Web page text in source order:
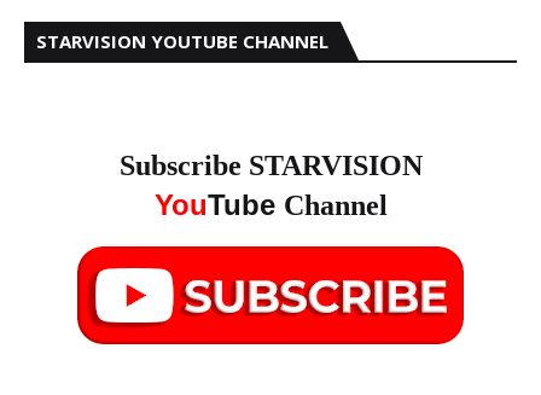
STARVISION YOUTUBE CHANNEL
Subscribe STARVISION
YouTube Channel